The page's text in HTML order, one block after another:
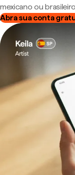
mexicano ou
Abra sua conta